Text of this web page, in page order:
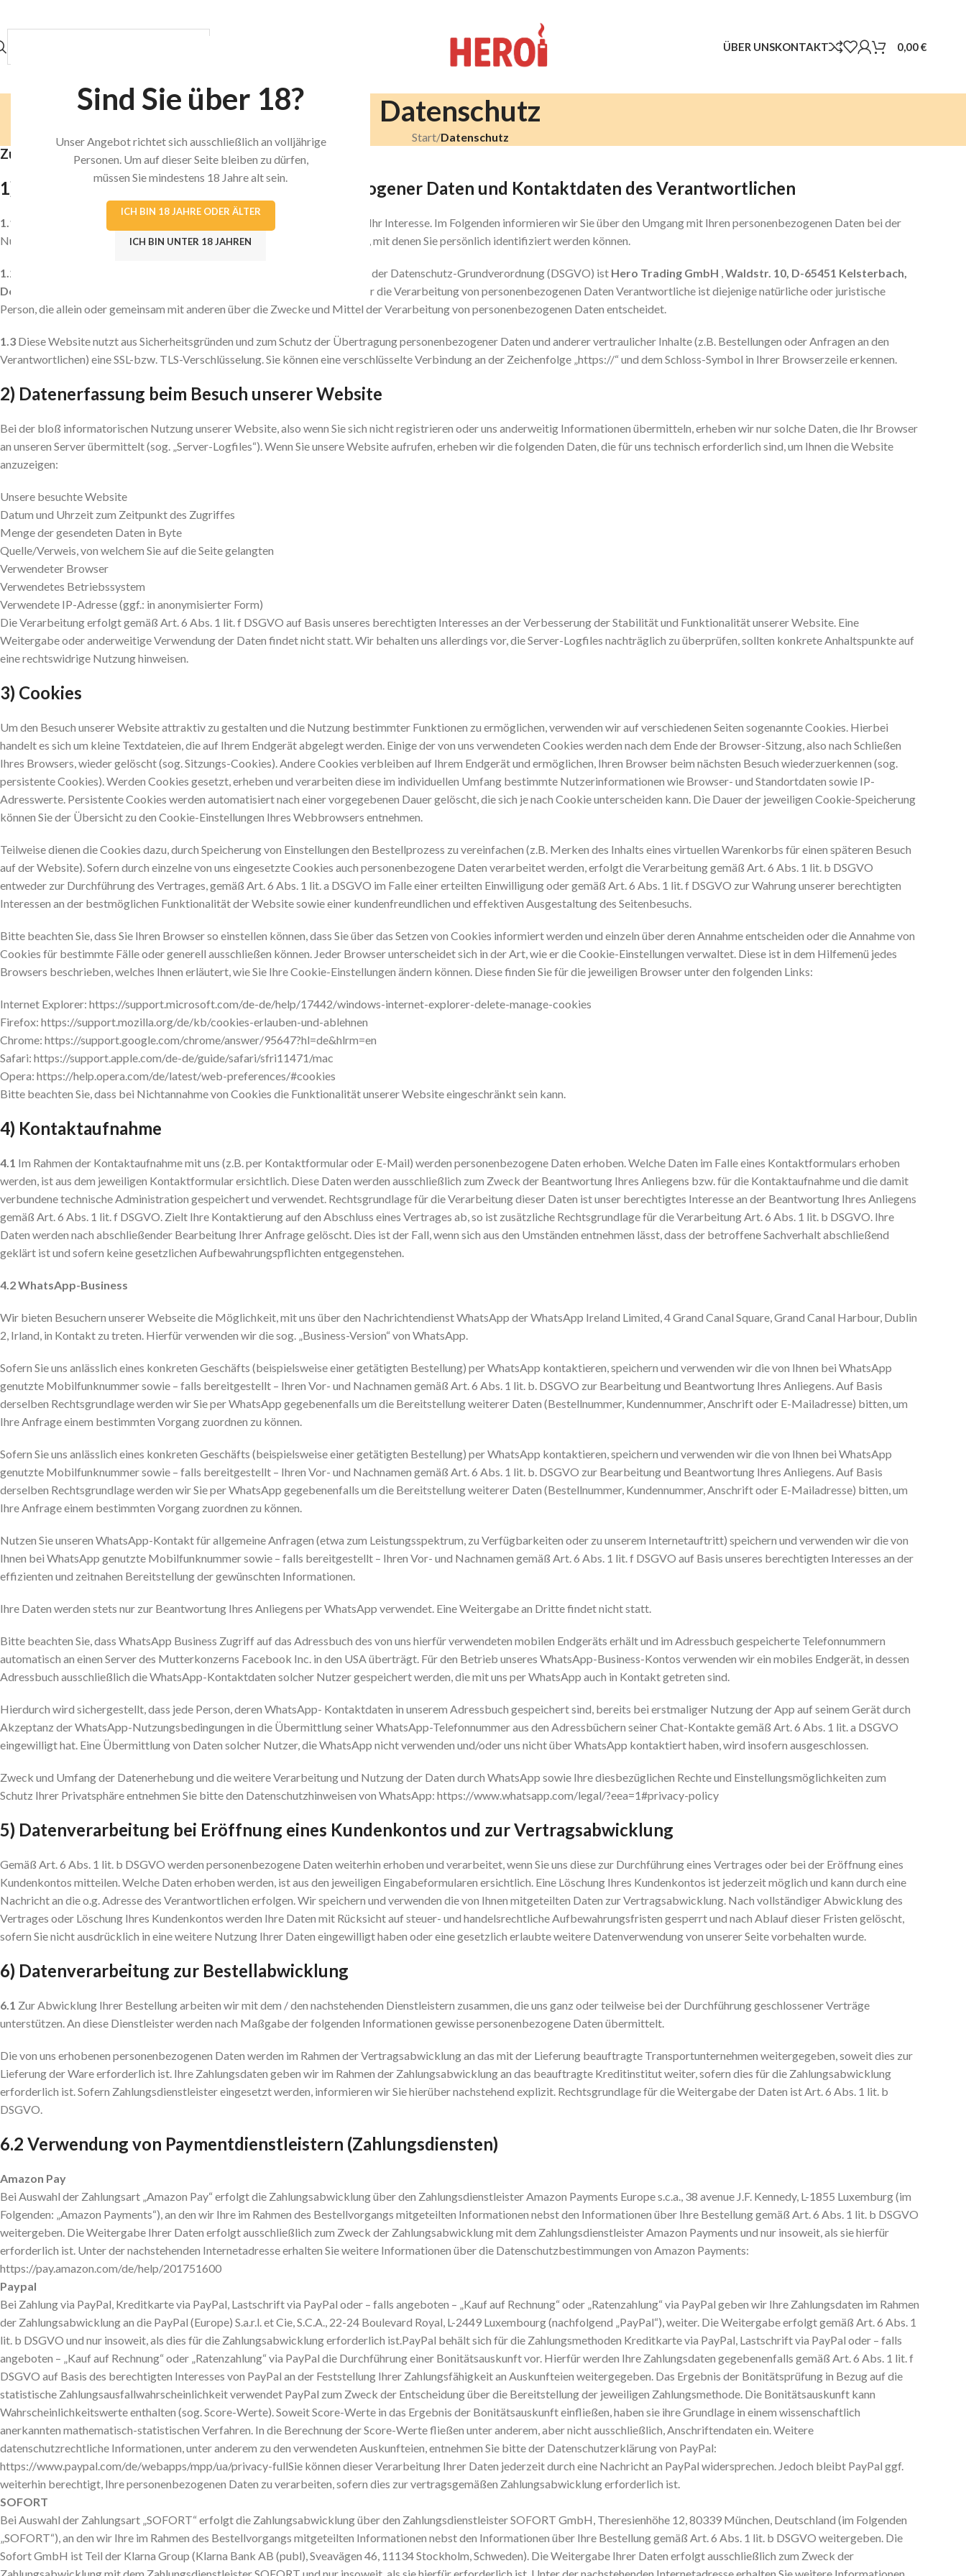
Sind Sie über 18?
Unser Angebot richtet sich ausschließlich an volljährige
Personen. Um auf dieser Seite bleiben zu dürfen,
müssen Sie mindestens 18 Jahre alt sein.
ICH BIN 18 JAHRE ODER ÄLTER
ICH BIN UNTER 18 JAHREN
ÜBER UNSKONTAKT 0,00€
Datenschutz
Start/Datenschutz
Zuletzt aktualisiert: 08.01.2024
1) Information über die Erhebung personenbezogener Daten und Kontaktdaten des Verantwortlichen
1.1
Wir freuen uns, dass Sie unsere Website besuchen und bedanken uns für Ihr Interesse. Im Folgenden informieren wir Sie über den Umgang mit Ihren personenbezogenen Daten bei der
Nutzung unserer Website. Personenbezogene Daten sind hierbei alle Daten, mit denen Sie persönlich identifiziert werden können.
1.2 Verantwortlicher für die Datenverarbeitung auf dieser Website im Sinne der Datenschutz-Grundverordnung (DSGVO) ist Hero Trading GmbH ,Waldstr. 10, D-65451 Kelsterbach,
Deutschland
. Der für die Verarbeitung von personenbezogenen Daten Verantwortliche ist diejenige natürliche oder juristische
Person, die allein oder gemeinsam mit anderen über die Zwecke und Mittel der Verarbeitung von personenbezogenen Daten entscheidet.
1.3 Diese Website nutzt aus Sicherheitsgründen und zum Schutz der Übertragung personenbezogener Daten und anderer vertraulicher Inhalte (z.B. Bestellungen oder Anfragen an den
Verantwortlichen) eine SSL-bzw. TLS-Verschlüsselung. Sie können eine verschlüsselte Verbindung an der Zeichenfolge „https://“ und dem Schloss-Symbol in Ihrer Browserzeile erkennen.
2) Datenerfassung beim Besuch unserer Website
Bei der bloß informatorischen Nutzung unserer Website, also wenn Sie sich nicht registrieren oder uns anderweitig Informationen übermitteln, erheben wir nur solche Daten, die Ihr Browser
an unseren Server übermittelt (sog. „Server-Logfiles“). Wenn Sie unsere Website aufrufen, erheben wir die folgenden Daten, die für uns technisch erforderlich sind, um Ihnen die Website
anzuzeigen:
Unsere besuchte Website
Datum und Uhrzeit zum Zeitpunkt des Zugriffes
Menge der gesendeten Daten in Byte
Quelle/Verweis, von welchem Sie auf die Seite gelangten
Verwendeter Browser
Verwendetes Betriebssystem
Verwendete IP-Adresse (ggf.: in anonymisierter Form)
Die Verarbeitung erfolgt gemäß Art. 6 Abs. 1 lit. f DSGVO auf Basis unseres berechtigten Interesses an der Verbesserung der Stabilität und Funktionalität unserer Website. Eine
Weitergabe oder anderweitige Verwendung der Daten findet nicht statt. Wir behalten uns allerdings vor, die Server-Logfiles nachträglich zu überprüfen, sollten konkrete Anhaltspunkte auf
eine rechtswidrige Nutzung hinweisen.
3) Cookies
Um den Besuch unserer Website attraktiv zu gestalten und die Nutzung bestimmter Funktionen zu ermöglichen, verwenden wir auf verschiedenen Seiten sogenannte Cookies. Hierbei
handelt es sich um kleine Textdateien, die auf Ihrem Endgerät abgelegt werden. Einige der von uns verwendeten Cookies werden nach dem Ende der Browser-Sitzung, also nach Schließen
Ihres Browsers, wieder gelöscht (sog. Sitzungs-Cookies). Andere Cookies verbleiben auf Ihrem Endgerät und ermöglichen, Ihren Browser beim nächsten Besuch wiederzuerkennen (sog.
persistente Cookies). Werden Cookies gesetzt, erheben und verarbeiten diese im individuellen Umfang bestimmte Nutzerinformationen wie Browser- und Standortdaten sowie IP-
Adresswerte. Persistente Cookies werden automatisiert nach einer vorgegebenen Dauer gelöscht, die sich je nach Cookie unterscheiden kann. Die Dauer der jeweiligen Cookie-Speicherung
können Sie der Übersicht zu den Cookie-Einstellungen Ihres Webbrowsers entnehmen.
Teilweise dienen die Cookies dazu, durch Speicherung von Einstellungen den Bestellprozess zu vereinfachen (z.B. Merken des Inhalts eines virtuellen Warenkorbs für einen späteren Besuch
auf der Website). Sofern durch einzelne von uns eingesetzte Cookies auch personenbezogene Daten verarbeitet werden, erfolgt die Verarbeitung gemäß Art. 6 Abs. 1 lit. b DSGVO
entweder zur Durchführung des Vertrages, gemäß Art. 6 Abs. 1 lit. a DSGVO im Falle einer erteilten Einwilligung oder gemäß Art. 6 Abs. 1 lit. f DSGVO zur Wahrung unserer berechtigten
Interessen an der bestmöglichen Funktionalität der Website sowie einer kundenfreundlichen und effektiven Ausgestaltung des Seitenbesuchs.
Bitte beachten Sie, dass Sie Ihren Browser so einstellen können, dass Sie über das Setzen von Cookies informiert werden und einzeln über deren Annahme entscheiden oder die Annahme von
Cookies für bestimmte Fälle oder generell ausschließen können. Jeder Browser unterscheidet sich in der Art, wie er die Cookie-Einstellungen verwaltet. Diese ist in dem Hilfemenü jedes
Browsers beschrieben, welches Ihnen erläutert, wie Sie Ihre Cookie-Einstellungen ändern können. Diese finden Sie für die jeweiligen Browser unter den folgenden Links:
Internet Explorer: https://support.microsoft.com/de-de/help/17442/windows-internet-explorer-delete-manage-cookies
Firefox: https://support.mozilla.org/de/kb/cookies-erlauben-und-ablehnen
Chrome: https://support.google.com/chrome/answer/95647?hl=de&hlrm=en
Safari: https://support.apple.com/de-de/guide/safari/sfri11471/mac
Opera: https://help.opera.com/de/latest/web-preferences/#cookies
Bitte beachten Sie, dass bei Nichtannahme von Cookies die Funktionalität unserer Website eingeschränkt sein kann.
4) Kontaktaufnahme
4.1 Im Rahmen der Kontaktaufnahme mit uns (z.B. per Kontaktformular oder E-Mail) werden personenbezogene Daten erhoben. Welche Daten im Falle eines Kontaktformulars erhoben
werden, ist aus dem jeweiligen Kontaktformular ersichtlich. Diese Daten werden ausschließlich zum Zweck der Beantwortung Ihres Anliegens bzw. für die Kontaktaufnahme und die damit
verbundene technische Administration gespeichert und verwendet. Rechtsgrundlage für die Verarbeitung dieser Daten ist unser berechtigtes Interesse an der Beantwortung Ihres Anliegens
gemäß Art. 6 Abs. 1 lit. f DSGVO. Zielt Ihre Kontaktierung auf den Abschluss eines Vertrages ab, so ist zusätzliche Rechtsgrundlage für die Verarbeitung Art. 6 Abs. 1 lit. b DSGVO. Ihre
Daten werden nach abschließender Bearbeitung Ihrer Anfrage gelöscht. Dies ist der Fall, wenn sich aus den Umständen entnehmen lässt, dass der betroffene Sachverhalt abschließend
geklärt ist und sofern keine gesetzlichen Aufbewahrungspflichten entgegenstehen.
4.2 WhatsApp-Business
Wir bieten Besuchern unserer Webseite die Möglichkeit, mit uns über den Nachrichtendienst WhatsApp der WhatsApp Ireland Limited, 4 Grand Canal Square, Grand Canal Harbour, Dublin
2, Irland, in Kontakt zu treten. Hierfür verwenden wir die sog. „Business-Version“ von WhatsApp.
Sofern Sie uns anlässlich eines konkreten Geschäfts (beispielsweise einer getätigten Bestellung) per WhatsApp kontaktieren, speichern und verwenden wir die von Ihnen bei WhatsApp
genutzte Mobilfunknummer sowie – falls bereitgestellt – Ihren Vor- und Nachnamen gemäß Art. 6 Abs. 1 lit. b. DSGVO zur Bearbeitung und Beantwortung Ihres Anliegens. Auf Basis
derselben Rechtsgrundlage werden wir Sie per WhatsApp gegebenenfalls um die Bereitstellung weiterer Daten (Bestellnummer, Kundennummer, Anschrift oder E-Mailadresse) bitten, um
Ihre Anfrage einem bestimmten Vorgang zuordnen zu können.
Sofern Sie uns anlässlich eines konkreten Geschäfts (beispielsweise einer getätigten Bestellung) per WhatsApp kontaktieren, speichern und verwenden wir die von Ihnen bei WhatsApp
genutzte Mobilfunknummer sowie – falls bereitgestellt – Ihren Vor- und Nachnamen gemäß Art. 6 Abs. 1 lit. b. DSGVO zur Bearbeitung und Beantwortung Ihres Anliegens. Auf Basis
derselben Rechtsgrundlage werden wir Sie per WhatsApp gegebenenfalls um die Bereitstellung weiterer Daten (Bestellnummer, Kundennummer, Anschrift oder E-Mailadresse) bitten, um
Ihre Anfrage einem bestimmten Vorgang zuordnen zu können.
Nutzen Sie unseren WhatsApp-Kontakt für allgemeine Anfragen (etwa zum Leistungsspektrum, zu Verfügbarkeiten oder zu unserem Internetauftritt) speichern und verwenden wir die von
Ihnen bei WhatsApp genutzte Mobilfunknummer sowie – falls bereitgestellt – Ihren Vor- und Nachnamen gemäß Art. 6 Abs. 1 lit. f DSGVO auf Basis unseres berechtigten Interesses an der
effizienten und zeitnahen Bereitstellung der gewünschten Informationen.
Ihre Daten werden stets nur zur Beantwortung Ihres Anliegens per WhatsApp verwendet. Eine Weitergabe an Dritte findet nicht statt.
Bitte beachten Sie, dass WhatsApp Business Zugriff auf das Adressbuch des von uns hierfür verwendeten mobilen Endgeräts erhält und im Adressbuch gespeicherte Telefonnummern
automatisch an einen Server des Mutterkonzerns Facebook Inc. in den USA überträgt. Für den Betrieb unseres WhatsApp-Business-Kontos verwenden wir ein mobiles Endgerät, in dessen
Adressbuch ausschließlich die WhatsApp-Kontaktdaten solcher Nutzer gespeichert werden, die mit uns per WhatsApp auch in Kontakt getreten sind.
Hierdurch wird sichergestellt, dass jede Person, deren WhatsApp- Kontaktdaten in unserem Adressbuch gespeichert sind, bereits bei erstmaliger Nutzung der App auf seinem Gerät durch
Akzeptanz der WhatsApp-Nutzungsbedingungen in die Übermittlung seiner WhatsApp-Telefonnummer aus den Adressbüchern seiner Chat-Kontakte gemäß Art. 6 Abs. 1 lit. a DSGVO
eingewilligt hat. Eine Übermittlung von Daten solcher Nutzer, die WhatsApp nicht verwenden und/oder uns nicht über WhatsApp kontaktiert haben, wird insofern ausgeschlossen.
Zweck und Umfang der Datenerhebung und die weitere Verarbeitung und Nutzung der Daten durch WhatsApp sowie Ihre diesbezüglichen Rechte und Einstellungsmöglichkeiten zum
Schutz Ihrer Privatsphäre entnehmen Sie bitte den Datenschutzhinweisen von WhatsApp: https://www.whatsapp.com/legal/?eea=1#privacy-policy
5) Datenverarbeitung bei Eröffnung eines Kundenkontos und zur Vertragsabwicklung
Gemäß Art. 6 Abs. 1 lit. b DSGVO werden personenbezogene Daten weiterhin erhoben und verarbeitet, wenn Sie uns diese zur Durchführung eines Vertrages oder bei der Eröffnung eines
Kundenkontos mitteilen. Welche Daten erhoben werden, ist aus den jeweiligen Eingabeformularen ersichtlich. Eine Löschung Ihres Kundenkontos ist jederzeit möglich und kann durch eine
Nachricht an die o.g. Adresse des Verantwortlichen erfolgen. Wir speichern und verwenden die von Ihnen mitgeteilten Daten zur Vertragsabwicklung. Nach vollständiger Abwicklung des
Vertrages oder Löschung Ihres Kundenkontos werden Ihre Daten mit Rücksicht auf steuer- und handelsrechtliche Aufbewahrungsfristen gesperrt und nach Ablauf dieser Fristen gelöscht,
sofern Sie nicht ausdrücklich in eine weitere Nutzung Ihrer Daten eingewilligt haben oder eine gesetzlich erlaubte weitere Datenverwendung von unserer Seite vorbehalten wurde.
6) Datenverarbeitung zur Bestellabwicklung
6.1 Zur Abwicklung Ihrer Bestellung arbeiten wir mit dem / den nachstehenden Dienstleistern zusammen, die uns ganz oder teilweise bei der Durchführung geschlossener Verträge
unterstützen. An diese Dienstleister werden nach Maßgabe der folgenden Informationen gewisse personenbezogene Daten übermittelt.
Die von uns erhobenen personenbezogenen Daten werden im Rahmen der Vertragsabwicklung an das mit der Lieferung beauftragte Transportunternehmen weitergegeben, soweit dies zur
Lieferung der Ware erforderlich ist. Ihre Zahlungsdaten geben wir im Rahmen der Zahlungsabwicklung an das beauftragte Kreditinstitut weiter, sofern dies für die Zahlungsabwicklung
erforderlich ist. Sofern Zahlungsdienstleister eingesetzt werden, informieren wir Sie hierüber nachstehend explizit. Rechtsgrundlage für die Weitergabe der Daten ist Art. 6 Abs. 1 lit. b
DSGVO.
6.2 Verwendung von Paymentdienstleistern (Zahlungsdiensten)
Amazon Pay
Bei Auswahl der Zahlungsart „Amazon Pay“ erfolgt die Zahlungsabwicklung über den Zahlungsdienstleister Amazon Payments Europe s.c.a., 38 avenue J.F. Kennedy, L-1855 Luxemburg (im
Folgenden: „Amazon Payments“), an den wir Ihre im Rahmen des Bestellvorgangs mitgeteilten Informationen nebst den Informationen über Ihre Bestellung gemäß Art. 6 Abs. 1 lit. b DSGVO
weitergeben. Die Weitergabe Ihrer Daten erfolgt ausschließlich zum Zweck der Zahlungsabwicklung mit dem Zahlungsdienstleister Amazon Payments und nur insoweit, als sie hierfür
erforderlich ist. Unter der nachstehenden Internetadresse erhalten Sie weitere Informationen über die Datenschutzbestimmungen von Amazon Payments:
https://pay.amazon.com/de/help/201751600
Paypal
Bei Zahlung via PayPal, Kreditkarte via PayPal, Lastschrift via PayPal oder – falls angeboten – „Kauf auf Rechnung“ oder „Ratenzahlung“ via PayPal geben wir Ihre Zahlungsdaten im Rahmen
der Zahlungsabwicklung an die PayPal (Europe) S.a.r.l. et Cie, S.C.A., 22-24 Boulevard Royal, L-2449 Luxembourg (nachfolgend „PayPal“), weiter. Die Weitergabe erfolgt gemäß Art. 6 Abs. 1
lit. b DSGVO und nur insoweit, als dies für die Zahlungsabwicklung erforderlich ist.PayPal behält sich für die Zahlungsmethoden Kreditkarte via PayPal, Lastschrift via PayPal oder – falls
angeboten – „Kauf auf Rechnung“ oder „Ratenzahlung“ via PayPal die Durchführung einer Bonitätsauskunft vor. Hierfür werden Ihre Zahlungsdaten gegebenenfalls gemäß Art. 6 Abs. 1 lit. f
DSGVO auf Basis des berechtigten Interesses von PayPal an der Feststellung Ihrer Zahlungsfähigkeit an Auskunfteien weitergegeben. Das Ergebnis der Bonitätsprüfung in Bezug auf die
statistische Zahlungsausfallwahrscheinlichkeit verwendet PayPal zum Zweck der Entscheidung über die Bereitstellung der jeweiligen Zahlungsmethode. Die Bonitätsauskunft kann
Wahrscheinlichkeitswerte enthalten (sog. Score-Werte). Soweit Score-Werte in das Ergebnis der Bonitätsauskunft einfließen, haben sie ihre Grundlage in einem wissenschaftlich
anerkannten mathematisch-statistischen Verfahren. In die Berechnung der Score-Werte fließen unter anderem, aber nicht ausschließlich, Anschriftendaten ein. Weitere
datenschutzrechtliche Informationen, unter anderem zu den verwendeten Auskunfteien, entnehmen Sie bitte der Datenschutzerklärung von PayPal:
https://www.paypal.com/de/webapps/mpp/ua/privacy-fullSie können dieser Verarbeitung Ihrer Daten jederzeit durch eine Nachricht an PayPal widersprechen. Jedoch bleibt PayPal ggf.
weiterhin berechtigt, Ihre personenbezogenen Daten zu verarbeiten, sofern dies zur vertragsgemäßen Zahlungsabwicklung erforderlich ist.
SOFORT
Bei Auswahl der Zahlungsart „SOFORT“ erfolgt die Zahlungsabwicklung über den Zahlungsdienstleister SOFORT GmbH, Theresienhöhe 12, 80339 München, Deutschland (im Folgenden
„SOFORT“), an den wir Ihre im Rahmen des Bestellvorgangs mitgeteilten Informationen nebst den Informationen über Ihre Bestellung gemäß Art. 6 Abs. 1 lit. b DSGVO weitergeben. Die
Sofort GmbH ist Teil der Klarna Group (Klarna Bank AB (publ), Sveavägen 46, 11134 Stockholm, Schweden). Die Weitergabe Ihrer Daten erfolgt ausschließlich zum Zweck der